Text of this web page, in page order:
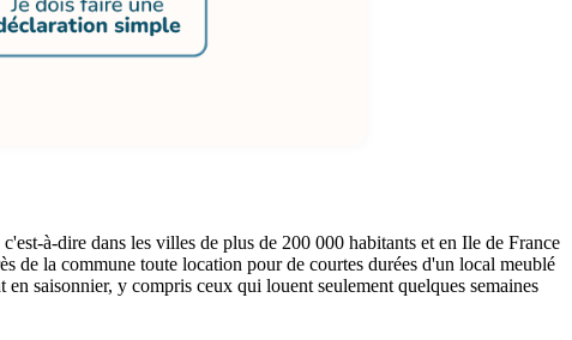
à-dire dans les villes de plus de 200 000 habitants et en Ile de France
de la commune toute location pour de courtes durées d'un local meublé
saisonnier, y compris ceux qui louent seulement quelques semaines